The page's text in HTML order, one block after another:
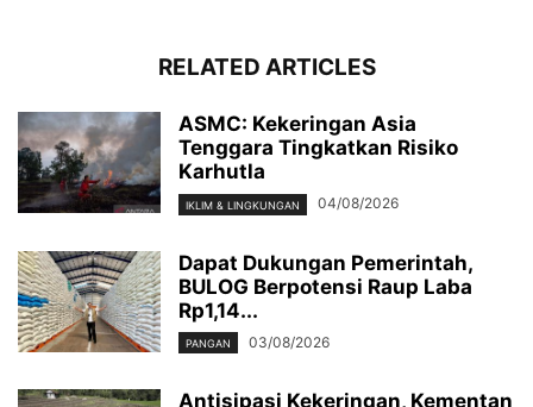
RELATED ARTICLES
ASMC: Kekeringan Asia
Tenggara Tingkatkan Risiko
Karhutla
IKLIM & LINGKUNGAN 04/08/2026
Dapat Dukungan Pemerintah,
BULOG Berpotensi Raup Laba
Rp1,14...
PANGAN 03/08/2026
Antisipasi Kekeringan, Kementan